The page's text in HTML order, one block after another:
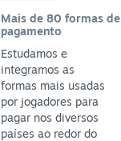
Mais de 80 formas de
pagamento
Estudamos e
integramos as
formas mais usadas
por jogadores para
pagar nos diversos
países ao redor do